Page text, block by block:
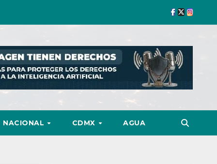
NACIONAL CDMX AGUA